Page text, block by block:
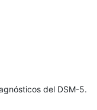
del DSM-5.